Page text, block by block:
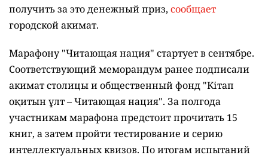
получить за это денежный приз, сообщает
городской акимат.
Марафону "Читающая нация" стартует в сентябре.
Соответствующий меморандум ранее подписали
акимат столицы и общественный фонд "Кітап
оқитын ұлт – Читающая нация". За полгода
участникам марафона предстоит прочитать 15
книг, а затем пройти тестирование и серию
интеллектуальных квизов. По итогам испытаний